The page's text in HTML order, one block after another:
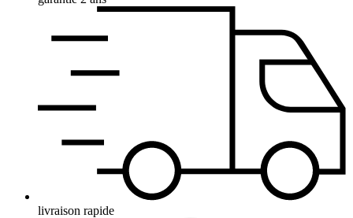
livraison rapide